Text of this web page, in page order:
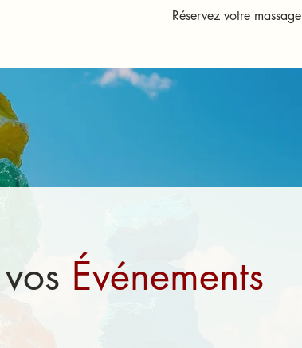
Réservez votre massage
Événements